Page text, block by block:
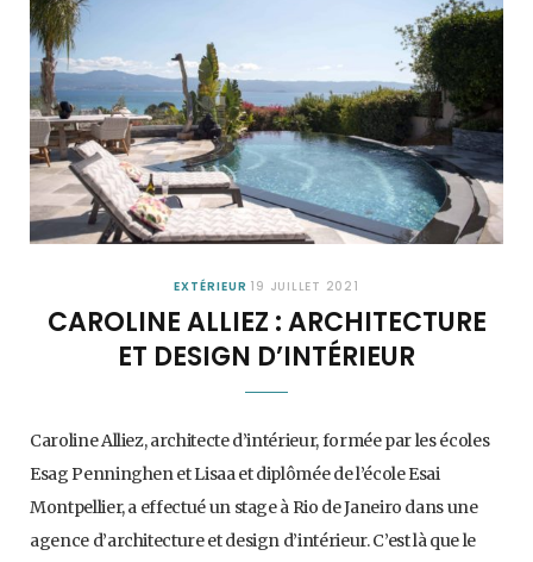
EXTÉRIEUR 19 JUILLET 2021
CAROLINE ALLIEZ : ARCHITECTURE
ET DESIGN D’INTÉRIEUR
Caroline Alliez, architecte d’intérieur, formée par les écoles
Esag Penninghen et Lisaa et diplômée de l’école Esai
Montpellier, a effectué un stage à Rio de Janeiro dans une
agence d’architecture et design d’intérieur. C’est là que le